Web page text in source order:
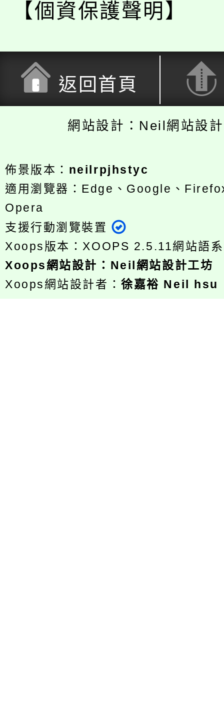
【個資保護聲明】
返回首頁
網站設計：Neil網站設
佈景版本： neilrpjhstyc
適用瀏覽器：Edge、Google、
Opera
支援行動瀏覽裝置
Xoops版本： XOOPS 2.5.11網站語
Xoops網站設計 ： Neil網站設計工坊
Xoops網站設計者：徐嘉裕 Neil hsu